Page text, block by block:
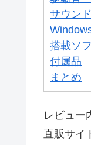
サウン
搭載ソ
付属品
まとめ
レビュー
直販サイ